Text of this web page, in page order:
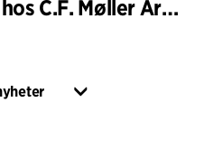
Ny avdelningschef hos C.F. Møller Architects i Köpenhamn